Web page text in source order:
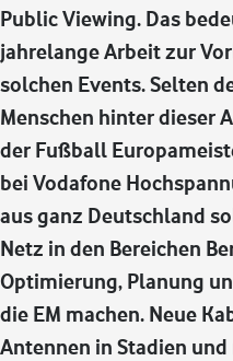
Public Viewing. Das
jahrelange Arbeit zur
solchen Events. Selten
Menschen hinter dieser
der Fußball
bei Vodafone
aus ganz Deutschland
Netz in den Bereichen
Optimierung, Planung
die EM machen. Neue
Antennen in Stadien und